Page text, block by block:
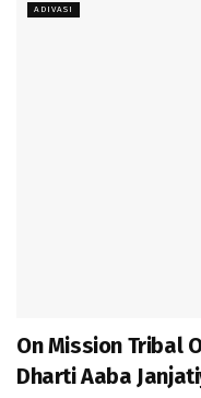
ADIVASI
On Mission Tribal
Dharti Aaba